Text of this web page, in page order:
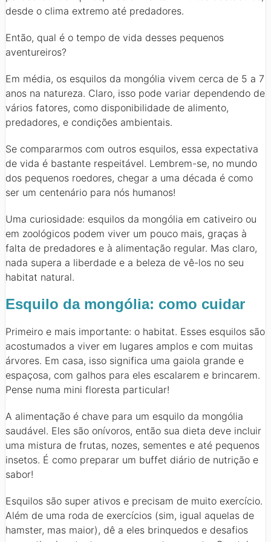
desde o clima extremo até predadores.
Então, qual é o tempo de vida desses pequenos
aventureiros?
Em média, os esquilos da mongólia vivem cerca de 5 a 7
anos na natureza. Claro, isso pode variar dependendo de
vários fatores, como disponibilidade de alimento,
predadores, e condições ambientais.
Se compararmos com outros esquilos, essa expectativa
de vida é bastante respeitável. Lembrem-se, no mundo
dos pequenos roedores, chegar a uma década é como
ser um centenário para nós humanos!
Uma curiosidade: esquilos da mongólia em cativeiro ou
em zoológicos podem viver um pouco mais, graças à
falta de predadores e à alimentação regular. Mas claro,
nada supera a liberdade e a beleza de vê-los no seu
habitat natural.
Esquilo da mongólia: como cuidar
Primeiro e mais importante: o habitat. Esses esquilos são
acostumados a viver em lugares amplos e com muitas
árvores. Em casa, isso significa uma gaiola grande e
espaçosa, com galhos para eles escalarem e brincarem.
Pense numa mini floresta particular!
A alimentação é chave para um esquilo da mongólia
saudável. Eles são onívoros, então sua dieta deve incluir
uma mistura de frutas, nozes, sementes e até pequenos
insetos. É como preparar um buffet diário de nutrição e
sabor!
Esquilos são super ativos e precisam de muito exercício.
Além de uma roda de exercícios (sim, igual aquelas de
hamster, mas maior), dê a eles brinquedos e desafios